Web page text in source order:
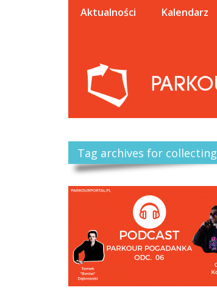
Aktualności Kalendarz
Tag archives for collecting